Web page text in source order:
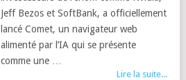
Jeff Bezos et SoftBank, a officiellement
lancé Comet, un navigateur web
alimenté par l’IA qui se présente
comme une …
Lire la suite...